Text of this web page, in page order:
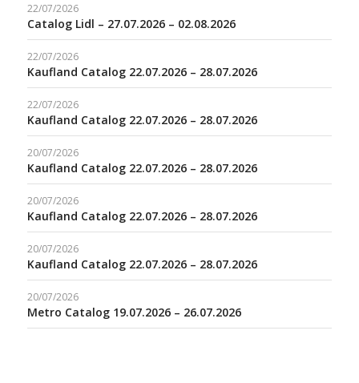
22/07/2026
Catalog Lidl – 27.07.2026 – 02.08.2026
22/07/2026
Kaufland Catalog 22.07.2026 – 28.07.2026
22/07/2026
Kaufland Catalog 22.07.2026 – 28.07.2026
20/07/2026
Kaufland Catalog 22.07.2026 – 28.07.2026
20/07/2026
Kaufland Catalog 22.07.2026 – 28.07.2026
20/07/2026
Kaufland Catalog 22.07.2026 – 28.07.2026
20/07/2026
Metro Catalog 19.07.2026 – 26.07.2026